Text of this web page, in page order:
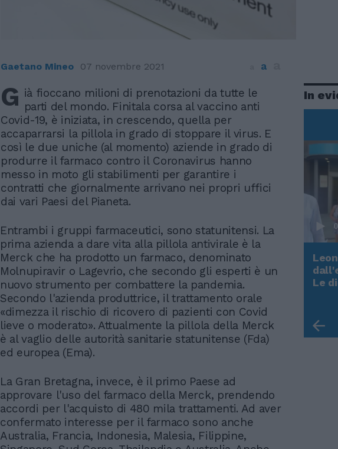
Gaetano Mineo 07 novembre 2021 a
G ià fioccano milioni di prenotazioni da tutte le
parti del mondo. Finitala corsa al vaccino anti
Covid-19, è iniziata, in crescendo, quella per
accaparrarsi la pillola in grado di stoppare il virus. E
così le due uniche (al momento) aziende in grado di
produrre il farmaco contro il Coronavirus hanno
messo in moto gli stabilimenti per garantire i
contratti che giornalmente arrivano nei propri uffici
dai vari Paesi del Pianeta.
Entrambi i gruppi farmaceutici, sono statunitensi. La
prima azienda a dare vita alla pillola antivirale è la
Merck che ha prodotto un farmaco, denominato
Molnupiravir o Lagevrio, che secondo gli esperti è un
nuovo strumento per combattere la pandemia.
Secondo l'azienda produttrice, il trattamento orale
«dimezza il rischio di ricovero di pazienti con Covid
lieve o moderato». Attualmente la pillola della Merck
è al vaglio delle autorità sanitarie statunitense (Fda)
ed europea (Ema).
La Gran Bretagna, invece, è il primo Paese ad
approvare l'uso del farmaco della Merck, prendendo
accordi per l'acquisto di 480 mila trattamenti. Ad aver
confermato interesse per il farmaco sono anche
Australia, Francia, Indonesia, Malesia, Filippine,
In
Rudy Giuliani a Come States?
Trump, Meloni e la strategia
americana
Le